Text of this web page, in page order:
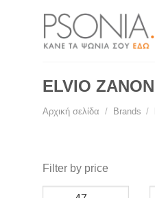
ELVIO ZANON
Αρχική σελίδα / Brands /
Filter by price